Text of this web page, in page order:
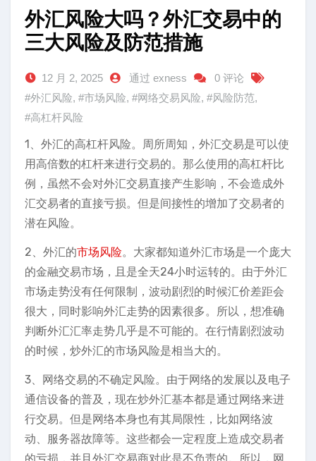
外汇风险大吗？外汇交易中的
三大风险及防范措施
12 月 2, 2025 通过 exness
0 评论
#外汇风险, #市场风险, #网络交易风险, #风险防范,
#高杠杆风险
1、外汇的高杠杆风险。周所周知，外汇交易是可以使
用高倍数的杠杆来进行交易的。那么使用的高杠杆比
例，虽然不会对外汇交易直接产生影响，不会造成外
汇交易者的直接亏损。但是间接性的增加了交易者的
潜在风险。
2、外汇的市场风险。大家都知道外汇市场是一个庞大
的金融交易市场，且是全天24小时运转的。由于外汇
市场走势没有任何限制，波动剧烈的时候汇价差距会
很大，同时影响外汇走势的因素很多。所以，想准确
判断外汇汇率走势几乎是不可能的。在行情剧烈波动
的时候，炒外汇的市场风险是相当大的。
3、网络交易的不确定风险。由于网络的发展以及电子
通信设备的普及，现在炒外汇基本都是通过网络来进
行交易。但是网络本身也有其局限性，比如网络波
动、服务器故障等。这些都会一定程度上造成交易者